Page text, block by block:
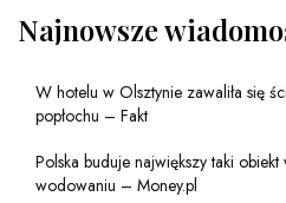
Najnowsze
W hotelu w Olsztynie zawaliła się
popłochu – Fakt
Polska buduje największy taki obiekt
wodowaniu – Money.pl